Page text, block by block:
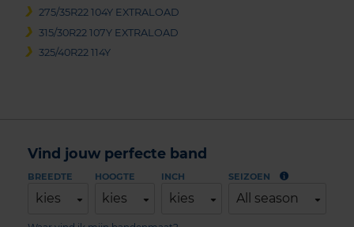
275/35R22 104Y EXTRALOAD
315/30R22 107Y EXTRALOAD
325/40R22 114Y
Vind jouw perfecte band
BREEDTE
kies
HOOGTE
kies
INCH
kies
SEIZOEN
All season